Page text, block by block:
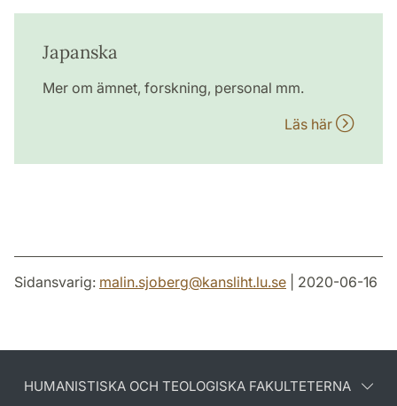
Japanska
Mer om ämnet, forskning, personal mm.
Läs här
Sidansvarig: malin.sjoberg@kansliht.lu.se | 2020-06-16
HUMANISTISKA OCH TEOLOGISKA FAKULTETERNA